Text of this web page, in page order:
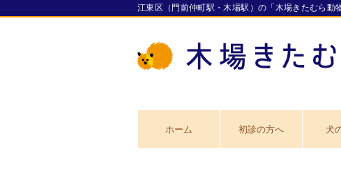
江東区（門前仲町駅・木場駅）の「木場きたむら動
ホーム 初診の方へ 犬